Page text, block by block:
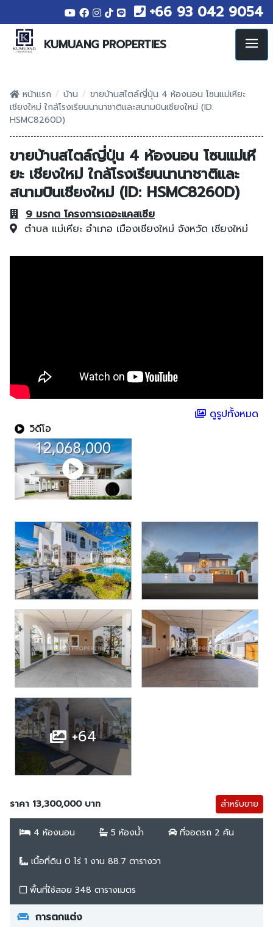
+66 93 042 9054
KUMUANG PROPERTIES
หน้าแรก / บ้าน / ขายบ้านสไตล์ญี่ปุ่น 4 ห้องนอน โซนแม่เหียะ
เชียงใหม่ ใกล้โรงเรียนนานาชาติและสนามบินเชียงใหม่ (ID:
HSMC8260D)
ขายบ้านสไตล์ญี่ปุ่น 4 ห้องนอน โซนแม่เหี
ยะ เชียงใหม่ ใกล้โรงเรียนนานาชาติและ
สนามบินเชียงใหม่ (ID: HSMC8260D)
9 มรกต โครงการเดอะแคสเซีย
ตำบล แม่เหียะ อำเภอ เมืองเชียงใหม่ จังหวัด เชียงใหม่
ดูรูปทั้งหมด
วิดีโอ
+64
ราคา 13,300,000 บาท สำหรับขาย
4 ห้องนอน 5 ห้องน้ำ ที่จอดรถ 2 คัน
เนื้อที่ดิน 0 ไร่ 1 งาน 88.7 ตารางวา
พื้นที่ใช้สอย 348 ตารางเมตร
การตกแต่ง